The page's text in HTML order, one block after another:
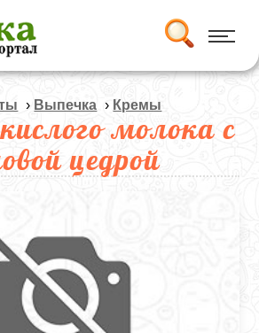
› Выпечка › Кремы
молока с
цедрой